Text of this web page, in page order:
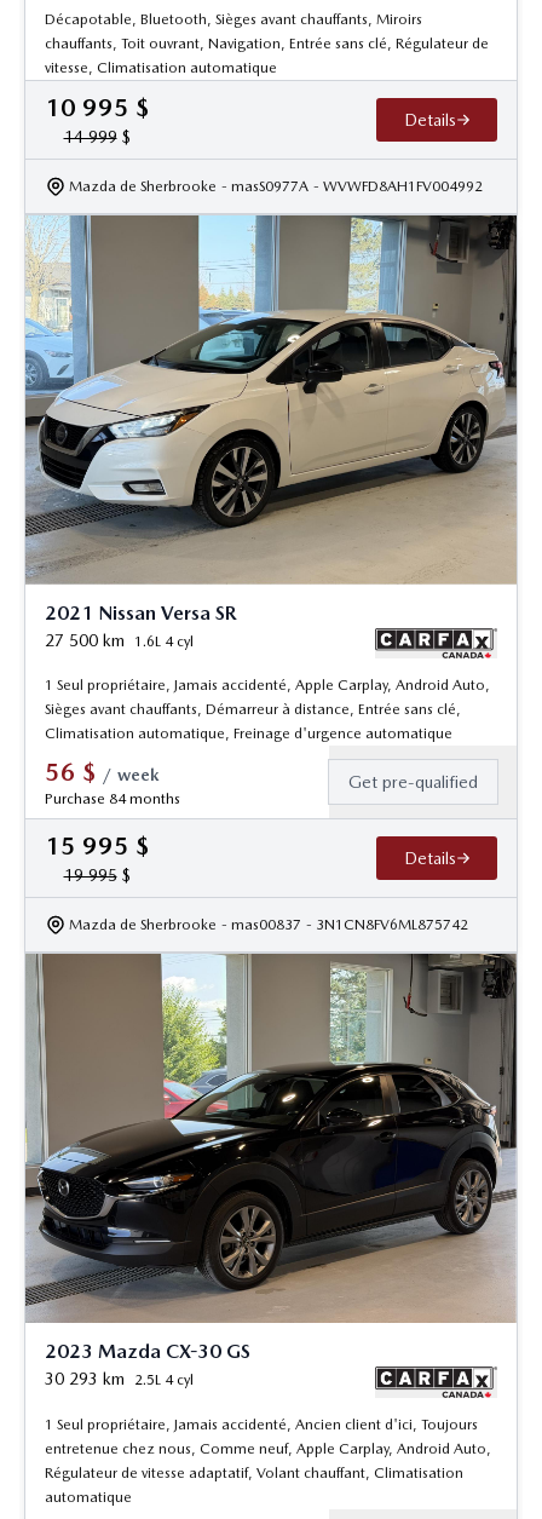
Décapotable, Bluetooth, Sièges avant chauffants, Miroirs
chauffants, Toit ouvrant, Navigation, Entrée sans clé, Régulateur de
vitesse, Climatisation automatique
10 995 $
14 999$
Details
Mazda de Sherbrooke - masS0977A - WVWFD8AH1FV004992
2021 Nissan Versa SR
27 500 km 1.6L 4 cyl
1 Seul propriétaire, Jamais accidenté, Apple Carplay, Android Auto,
Sièges avant chauffants, Démarreur à distance, Entrée sans clé,
Climatisation automatique, Freinage d'urgence automatique
56 $ / week
Purchase 84 months
Get pre-qualified
15 995 $
19 995$
Details
Mazda de Sherbrooke - mas00837 - 3N1CN8FV6ML875742
2023 Mazda CX-30 GS
30 293 km 2.5L 4 cyl
1 Seul propriétaire, Jamais accidenté, Ancien client d'ici, Toujours
entretenue chez nous, Comme neuf, Apple Carplay, Android Auto,
Régulateur de vitesse adaptatif, Volant chauffant, Climatisation
automatique